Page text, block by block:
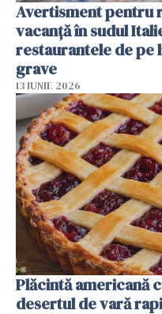
Avertisment pentru
vacanță în sudul
restaurantele de pe
grave
13 IUNIE 2026
Plăcintă americană
desertul de vară